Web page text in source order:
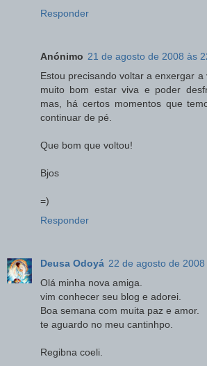
Responder
Anónimo 21 de agosto de 2008 às
Estou precisando voltar a enxergar
muito bom estar viva e poder
mas, há certos momentos que
continuar de pé.
Que bom que voltou!
Bjos
=)
Responder
Deusa Odoyá 22 de agosto de
Olá minha nova amiga.
vim conhecer seu blog e adorei.
Boa semana com muita paz e amor.
te aguardo no meu cantinhpo.
Regibna coeli.